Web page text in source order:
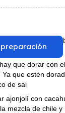
en cubos en un
que dorar con
que estén
de sal
ajonjolí con
mezcla de chile y